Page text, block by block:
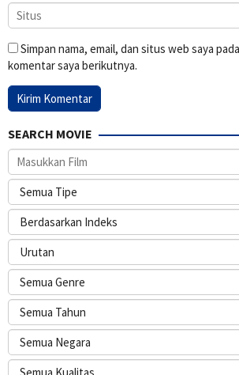
Simpan nama, email, dan situs web saya
komentar saya berikutnya.
SEARCH MOVIE